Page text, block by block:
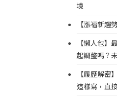
境
【漲福新趨
【懶人包】
起調整嗎？
【履歷解密
這樣寫，直